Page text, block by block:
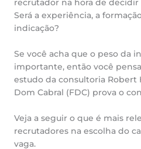
recrutador na hora de
Será a experiência, a
indicação?
Se você acha que o peso da
importante, então você
estudo da consultoria Robert
Dom Cabral (FDC) prova o
Veja a seguir o que é mais
recrutadores na escolha do
vaga.